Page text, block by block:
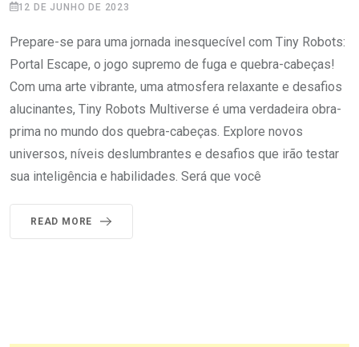
12 DE JUNHO DE 2023
Prepare-se para uma jornada inesquecível com Tiny Robots:
Portal Escape, o jogo supremo de fuga e quebra-cabeças!
Com uma arte vibrante, uma atmosfera relaxante e desafios
alucinantes, Tiny Robots Multiverse é uma verdadeira obra-
prima no mundo dos quebra-cabeças. Explore novos
universos, níveis deslumbrantes e desafios que irão testar
sua inteligência e habilidades. Será que você
READ MORE